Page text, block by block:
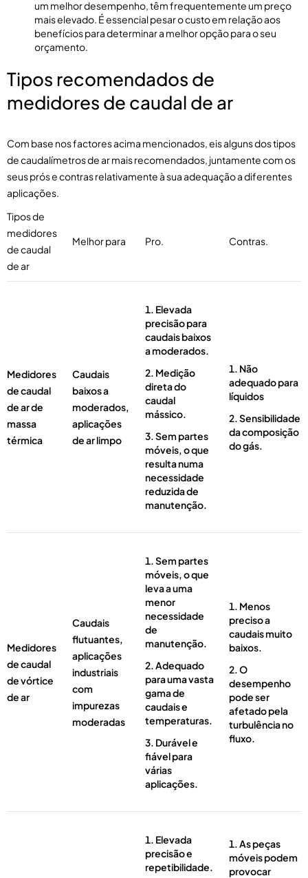
um melhor desempenho, têm frequentemente um preço
mais elevado. É essencial pesar o custo em relação aos
benefícios para determinar a melhor opção para o seu
orçamento.
Tipos recomendados de
medidores de caudal de ar
Com base nos factores acima mencionados, eis alguns dos tipos
de caudalímetros de ar mais recomendados, juntamente com os
seus prós e contras relativamente à sua adequação a diferentes
aplicações.
Tipos de
medidores
de caudal
de ar
Melhor para Pro. Contras.
Medidores
de caudal
de ar de
massa
térmica
Caudais
baixos a
moderados,
aplicações
de ar limpo
Elevada
precisão para
caudais baixos
a moderados.
Medição
direta do
caudal
mássico.
Sem partes
móveis, o que
resulta numa
necessidade
reduzida de
manutenção.
Não
adequado para
líquidos
Sensibilidade
da composição
do gás.
Medidores
de caudal
de vórtice
de ar
Caudais
flutuantes,
aplicações
industriais
com
impurezas
moderadas
Sem partes
móveis, o que
leva a uma
menor
necessidade
de
manutenção.
Adequado
para uma vasta
gama de
caudais e
temperaturas.
Durável e
fiável para
várias
aplicações.
Menos
preciso a
caudais muito
baixos.
O
desempenho
pode ser
afetado pela
turbulência no
fluxo.
Elevada
precisão e
repetibilidade.
As peças
móveis podem
provocar